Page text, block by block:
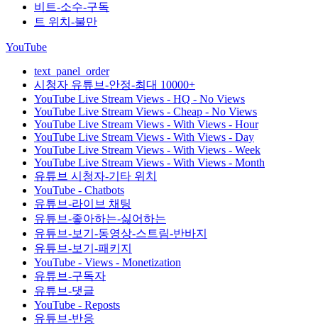
비트-소수-구독
트 위치-불만
YouTube
text_panel_order
시청자 유튜브-안정-최대 10000+
YouTube Live Stream Views - HQ - No Views
YouTube Live Stream Views - Cheap - No Views
YouTube Live Stream Views - With Views - Hour
YouTube Live Stream Views - With Views - Day
YouTube Live Stream Views - With Views - Week
YouTube Live Stream Views - With Views - Month
유튜브 시청자-기타 위치
YouTube - Chatbots
유튜브-라이브 채팅
유튜브-좋아하는-싫어하는
유튜브-보기-동영상-스트림-반바지
유튜브-보기-패키지
YouTube - Views - Monetization
유튜브-구독자
유튜브-댓글
YouTube - Reposts
유튜브-반응